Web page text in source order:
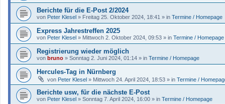
Berichte für die E-Post 2/2024
von Peter Klesel » Freitag 25. Oktober 2024, 18:41 » in Termine / Homepage
Express Jahrestreffen 2025
von Peter Klesel » Mittwoch 2. Oktober 2024, 09:53 » in Termine / Homepage
Registrierung wieder möglich
von bruno » Sonntag 2. Juni 2024, 01:14 » in Termine / Homepage
Hercules-Tag in Nürnberg
von Peter Klesel » Mittwoch 24. April 2024, 18:53 » in Termine /
Berichte usw, für die nächste E-Post
von Peter Klesel » Sonntag 7. April 2024, 16:00 » in Termine / Homepage